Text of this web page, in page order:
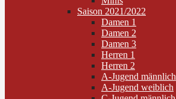
Saison 2021/2022
Damen 1
Damen 2
Damen 3
Herren 1
Herren 2
A-Jugend männlich
A-Jugend weiblich